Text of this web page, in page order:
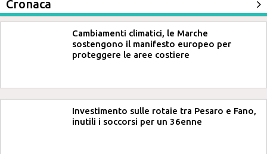
Cronaca
Cambiamenti climatici, le Marche
sostengono il manifesto europeo per
proteggere le aree costiere
Investimento sulle rotaie tra Pesaro e Fano,
inutili i soccorsi per un 36enne